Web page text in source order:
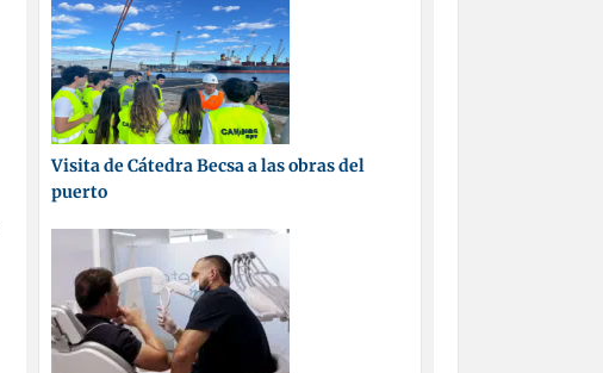
Visita de Cátedra Becsa a las obras del
puerto